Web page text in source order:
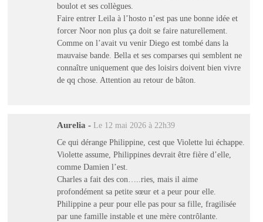
boulot et ses collègues.
Faire entrer Leila à l’hosto n’est pas une bonne idée et
forcer Noor non plus ça doit se faire naturellement.
Comme on l’avait vu venir Diego est tombé dans la
mauvaise bande. Bella et ses comparses qui semblent ne
connaître uniquement que des loisirs doivent bien vivre
de qq chose. Attention au retour de bâton.
Aurelia - Le 12 mai 2026 à 22h39
Ce qui dérange Philippine, cest que Violette lui échappe.
Violette assume, Philippines devrait être fière d’elle,
comme Damien l’est.
Charles a fait des con…..ries, mais il aime
profondément sa petite sœur et a peur pour elle.
Philippine a peur pour elle pas pour sa fille, fragilisée
par une famille instable et une mère contrôlante.